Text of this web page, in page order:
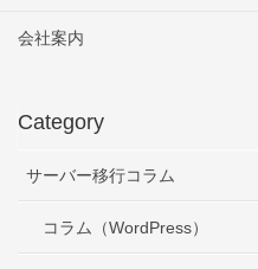
会社案内
Category
サーバー移行コラム
コラム（WordPress）